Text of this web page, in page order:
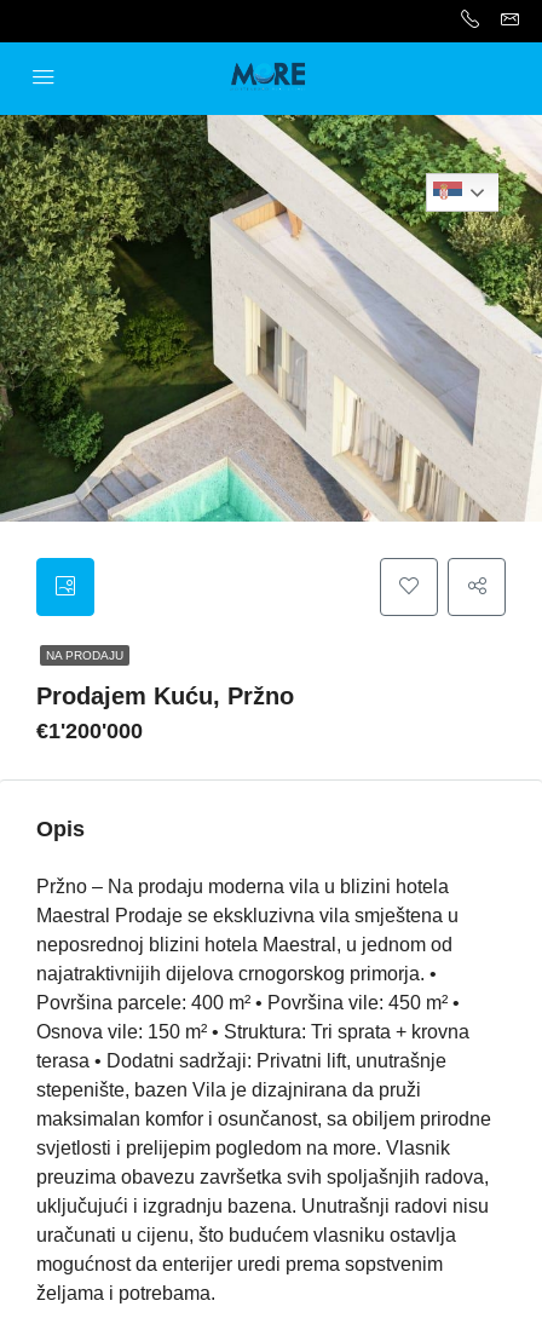
NA PRODAJU
Prodajem Kuću, Pržno
€1'200'000
Opis
Pržno – Na prodaju moderna vila u blizini hotela
Maestral Prodaje se ekskluzivna vila smještena u
neposrednoj blizini hotela Maestral, u jednom od
najatraktivnijih dijelova crnogorskog primorja. •
Površina parcele: 400 m² • Površina vile: 450 m² •
Osnova vile: 150 m² • Struktura: Tri sprata + krovna
terasa • Dodatni sadržaji: Privatni lift, unutrašnje
stepenište, bazen Vila je dizajnirana da pruži
maksimalan komfor i osunčanost, sa obiljem prirodne
svjetlosti i prelijepim pogledom na more. Vlasnik
preuzima obavezu završetka svih spoljašnjih radova,
uključujući i izgradnju bazena. Unutrašnji radovi nisu
uračunati u cijenu, što budućem vlasniku ostavlja
mogućnost da enterijer uredi prema sopstvenim
željama i potrebama.
Serbian